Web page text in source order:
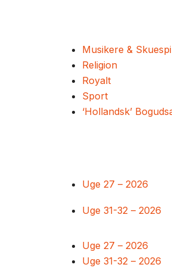
Musikere &
Religion
Royalt
Sport
‘Hollandsk’
Uge 27 – 2026
Uge 31-32 – 2026
Uge 27 – 2026
Uge 31-32 – 2026